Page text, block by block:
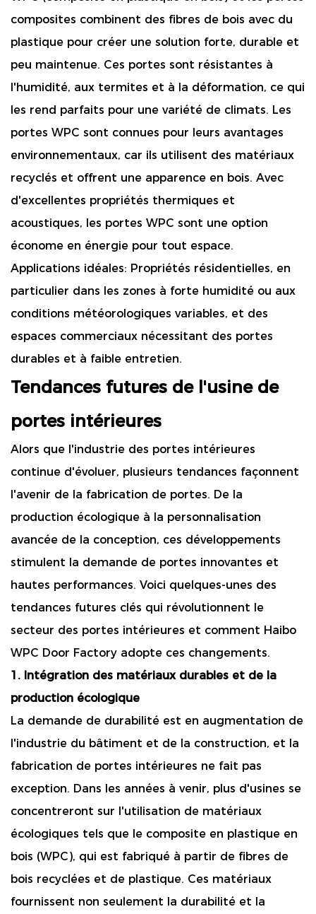
composites combinent des fibres de bois avec du
plastique pour créer une solution forte, durable et
peu maintenue. Ces portes sont résistantes à
l'humidité, aux termites et à la déformation, ce qui
les rend parfaits pour une variété de climats. Les
portes WPC sont connues pour leurs avantages
environnementaux, car ils utilisent des matériaux
recyclés et offrent une apparence en bois. Avec
d'excellentes propriétés thermiques et
acoustiques, les portes WPC sont une option
économe en énergie pour tout espace.
Applications idéales: Propriétés résidentielles, en
particulier dans les zones à forte humidité ou aux
conditions météorologiques variables, et des
espaces commerciaux nécessitant des portes
durables et à faible entretien.
Tendances futures de l'usine de
portes intérieures
Alors que l'industrie des portes intérieures
continue d'évoluer, plusieurs tendances façonnent
l'avenir de la fabrication de portes. De la
production écologique à la personnalisation
avancée de la conception, ces développements
stimulent la demande de portes innovantes et
hautes performances. Voici quelques-unes des
tendances futures clés qui révolutionnent le
secteur des portes intérieures et comment Haibo
WPC Door Factory adopte ces changements.
1. Intégration des matériaux durables et de la
production écologique
La demande de durabilité est en augmentation de
l'industrie du bâtiment et de la construction, et la
fabrication de portes intérieures ne fait pas
exception. Dans les années à venir, plus d'usines se
concentreront sur l'utilisation de matériaux
écologiques tels que le composite en plastique en
bois (WPC), qui est fabriqué à partir de fibres de
bois recyclées et de plastique. Ces matériaux
fournissent non seulement la durabilité et la